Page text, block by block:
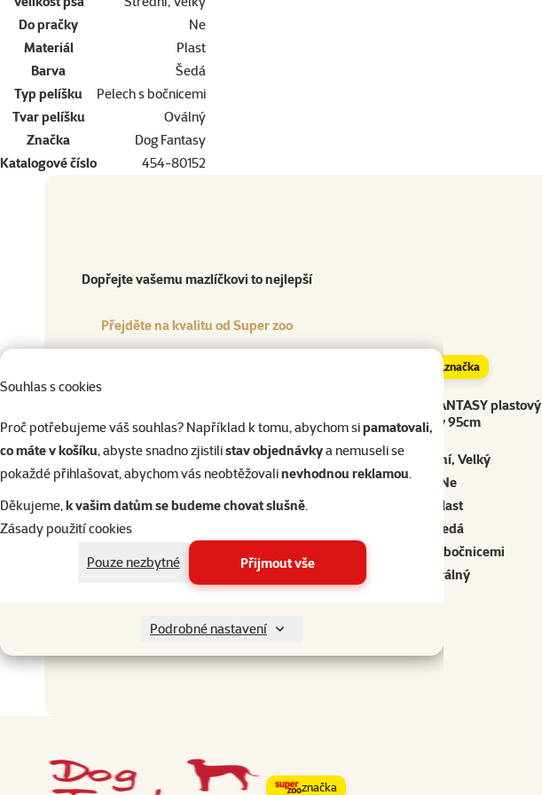
Souhlas s cookies
Proč potřebujeme váš souhlas? Například k tomu, abychom sipamatovali,
co máte v košíku, abyste snadno zjistilistav objednávkya nemuseli se
pokaždé přihlašovat, abychom vás neobtěžovalinevhodnou reklamou.
Děkujeme,k vašim datům se budeme chovat slušně.
Zásady použití cookies
Pouze nezbytné
Přijmout vše
Podrobné nastavení
Do pračky
Ne
Materiál
Plast
Barva
Šedá
Typ pelíšku
Pelech s bočnicemi
Tvar pelíšku
Oválný
Značka
Dog Fantasy
Katalogové číslo
454-80152
Produkt
Dopřejte vašemu mazlíčkovi to nejlepší
Přejděte na kvalitu od Super zoo
značka
Pelíšek DOG FANTASY plastový
šedý 95cm
Velikost psa
Střední, Velký
Do pračky
Ne
Materiál
Plast
Šedá
Typ pelíšku
Pelech s bočnicemi
Tvar pelíšku
Oválný
značka